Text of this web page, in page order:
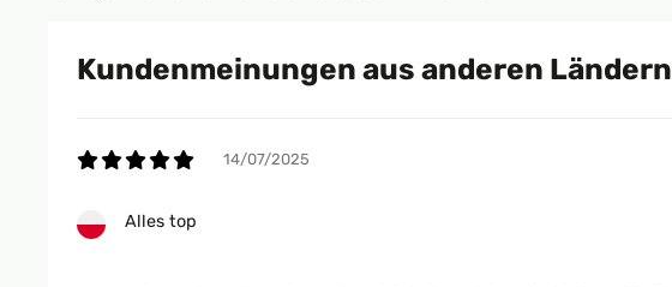
Kundenmeinungen aus anderen Ländern
14/07/2025
Alles top